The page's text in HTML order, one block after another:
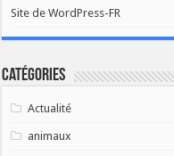
Site de WordPress-FR
Catégories
Actualité
animaux